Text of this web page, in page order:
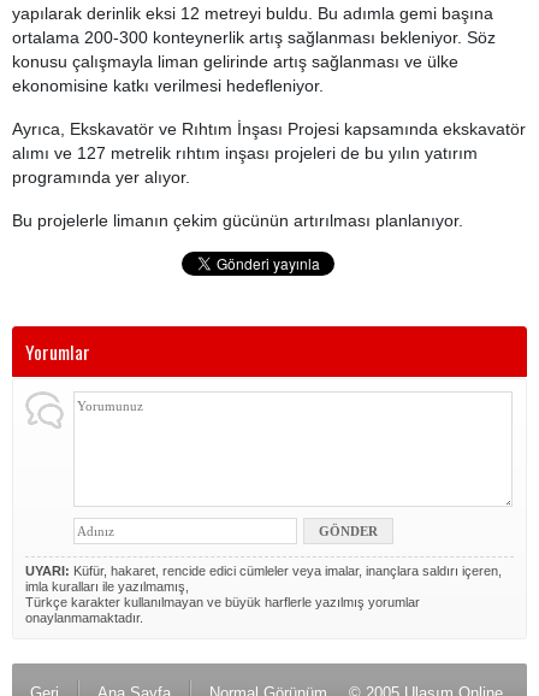
yapılarak derinlik eksi 12 metreyi buldu. Bu adımla gemi başına
ortalama 200-300 konteynerlik artış sağlanması bekleniyor. Söz
konusu çalışmayla liman gelirinde artış sağlanması ve ülke
ekonomisine katkı verilmesi hedefleniyor.
Ayrıca, Ekskavatör ve Rıhtım İnşası Projesi kapsamında ekskavatör
alımı ve 127 metrelik rıhtım inşası projeleri de bu yılın yatırım
programında yer alıyor.
Bu projelerle limanın çekim gücünün artırılması planlanıyor.
Yorumlar
UYARI: Küfür, hakaret, rencide edici cümleler veya imalar, inançlara saldırı içeren,
imla kuralları ile yazılmamış,
Türkçe karakter kullanılmayan ve büyük harflerle yazılmış yorumlar
onaylanmamaktadır.